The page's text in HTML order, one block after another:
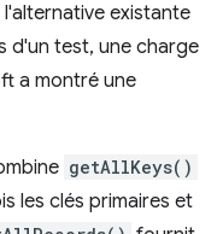
existante
d'un test, une charge
a montré une
getAllKeys()
les clés primaires et